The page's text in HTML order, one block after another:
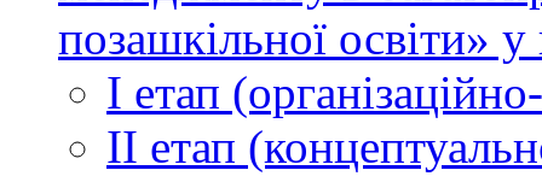
позашкільної освіти»
І етап
ІІ етап